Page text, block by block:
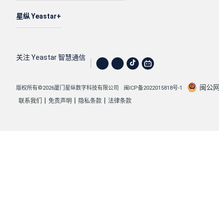
星纵 Yeastar
关注 Yeastar 智慧通信
版权所有©2026厦门星纵数字科技有限公司 闽ICP备2022015818号-1 闽公
联系我们 免责声明 隐私条款 法律条款